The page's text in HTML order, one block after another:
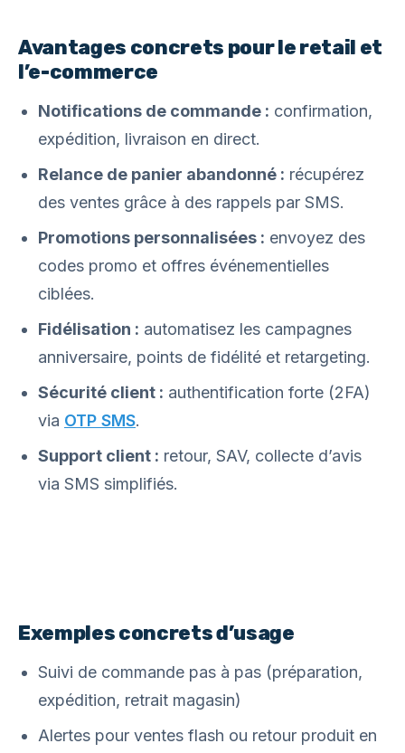
Avantages concrets pour le retail et
l’e-commerce
Notifications de commande : confirmation,
expédition, livraison en direct.
Relance de panier abandonné : récupérez
des ventes grâce à des rappels par SMS.
Promotions personnalisées : envoyez des
codes promo et offres événementielles
ciblées.
Fidélisation : automatisez les campagnes
anniversaire, points de fidélité et retargeting.
Sécurité client : authentification forte (2FA)
via OTP SMS.
Support client : retour, SAV, collecte d’avis
via SMS simplifiés.
Exemples concrets d’usage
Suivi de commande pas à pas (préparation,
expédition, retrait magasin)
Alertes pour ventes flash ou retour produit en